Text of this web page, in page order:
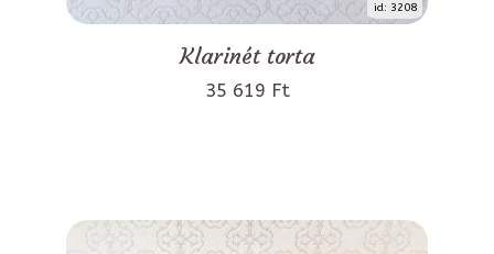
id: 3208
Klarinét torta
35 619 Ft